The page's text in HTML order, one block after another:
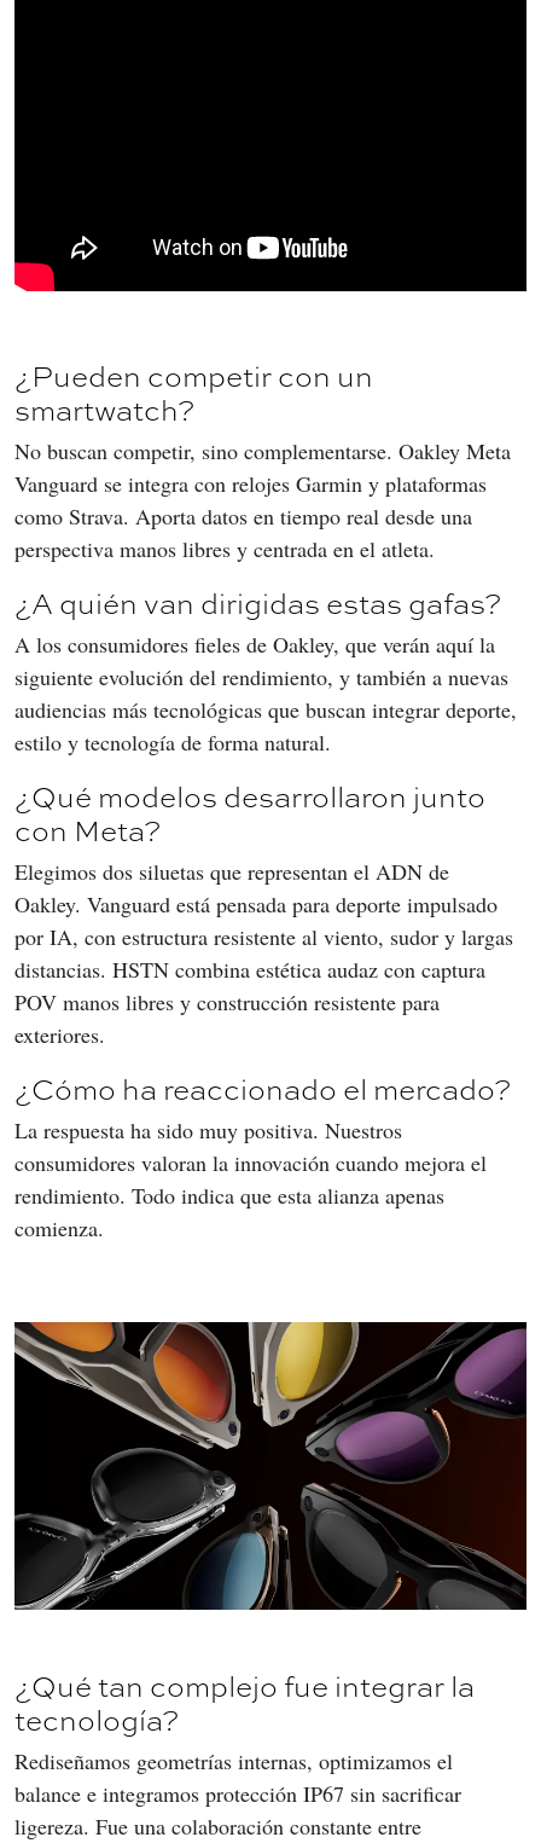
¿Pueden competir con un
smartwatch?
No buscan competir, sino complementarse. Oakley Meta
Vanguard se integra con relojes Garmin y plataformas
como Strava. Aporta datos en tiempo real desde una
perspectiva manos libres y centrada en el atleta.
¿A quién van dirigidas estas gafas?
A los consumidores fieles de Oakley, que verán aquí la
siguiente evolución del rendimiento, y también a nuevas
audiencias más tecnológicas que buscan integrar deporte,
estilo y tecnología de forma natural.
¿Qué modelos desarrollaron junto
con Meta?
Elegimos dos siluetas que representan el ADN de
Oakley. Vanguard está pensada para deporte impulsado
por IA, con estructura resistente al viento, sudor y largas
distancias. HSTN combina estética audaz con captura
POV manos libres y construcción resistente para
exteriores.
¿Cómo ha reaccionado el mercado?
La respuesta ha sido muy positiva. Nuestros
consumidores valoran la innovación cuando mejora el
rendimiento. Todo indica que esta alianza apenas
comienza.
¿Qué tan complejo fue integrar la
tecnología?
Rediseñamos geometrías internas, optimizamos el
balance e integramos protección IP67 sin sacrificar
ligereza. Fue una colaboración constante entre